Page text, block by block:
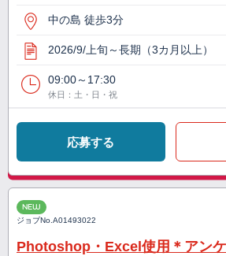
中の島 徒歩3分
2026/9/上旬～長期（3カ月以上）
09:00～17:30
休日：土・日・祝
応募する
NEW
ジョブNo.A01493022
Photoshop・Excel使用＊アン